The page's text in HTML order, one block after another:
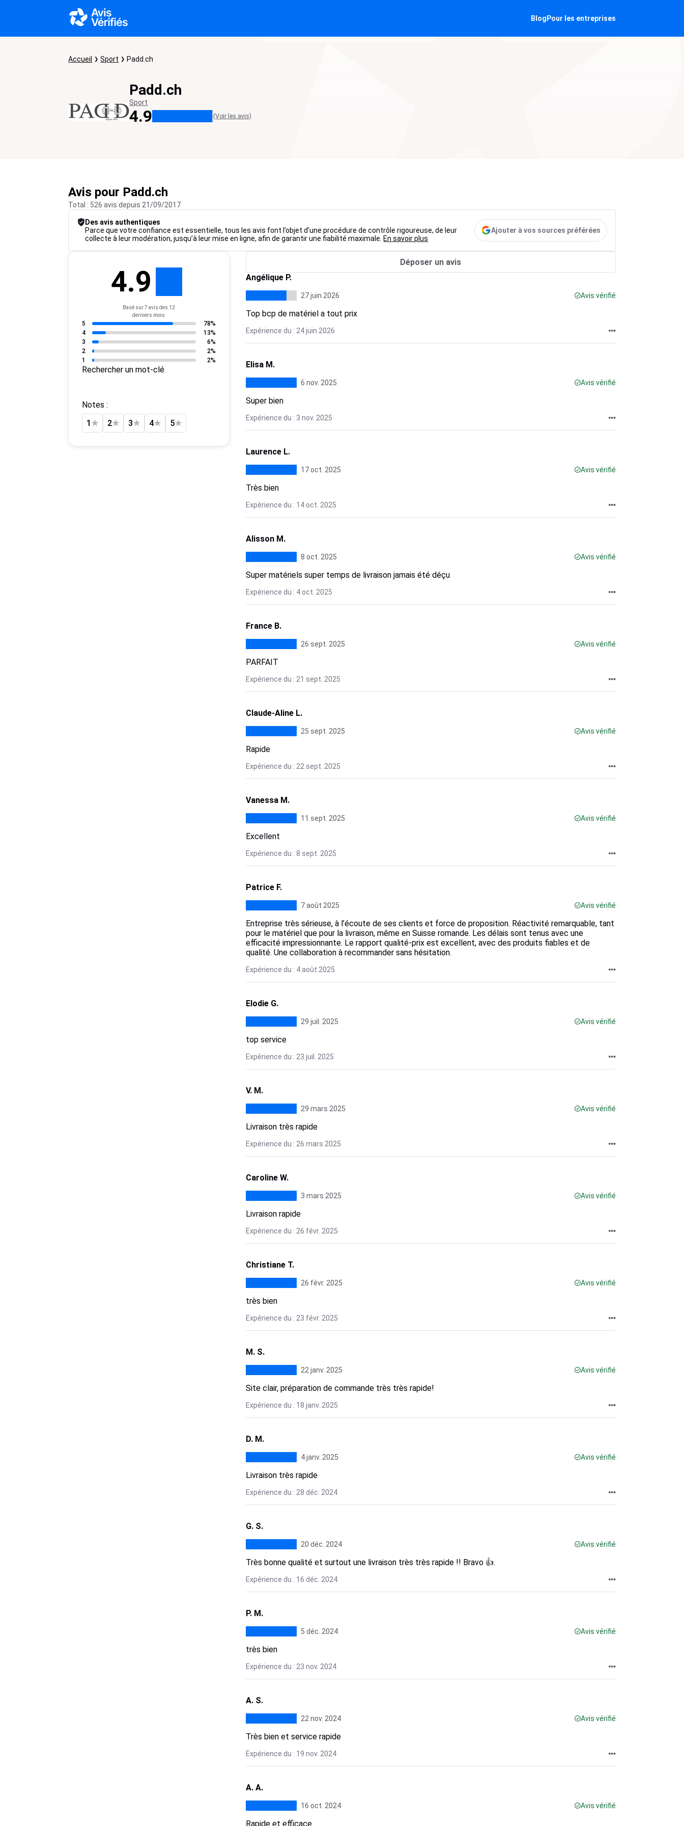
Blog Pour les entreprises
Accueil Sport Padd.ch
Padd.ch
Sport
4.9 (Voir les avis)
Avis pour Padd.ch
Total : 526 avis depuis 21/09/2017
Des avis authentiques
Parce que votre confiance est essentielle, tous les avis font l’objet d’une procédure de contrôle rigoureuse, de leur
collecte à leur modération, jusqu’à leur mise en ligne, afin de garantir une fiabilité maximale. En savoir plus
Ajouter à vos sources préférées
4.9
Basé sur 7 avis des 12
derniers mois
5
78%
4
13%
3
6%
2
2%
1
2%
Rechercher un mot-clé
Notes :
1 ★ 2★ 3★ 4★ 5★
Déposer un avis
Angélique P.
27 juin 2026 Avis vérifié
Top bcp de matériel a tout prix
Expérience du : 24 juin 2026
Elisa M.
6 nov. 2025 Avis vérifié
Super bien
Expérience du : 3 nov. 2025
Laurence L.
17 oct. 2025 Avis vérifié
Très bien
Expérience du : 14 oct. 2025
Alisson M.
8 oct. 2025 Avis vérifié
Super matériels super temps de livraison jamais été déçu
Expérience du : 4 oct. 2025
France B.
26 sept. 2025 Avis vérifié
PARFAIT
Expérience du : 21 sept. 2025
Claude-Aline L.
25 sept. 2025 Avis vérifié
Rapide
Expérience du : 22 sept. 2025
Vanessa M.
11 sept. 2025 Avis vérifié
Excellent
Expérience du : 8 sept. 2025
Patrice F.
7 août 2025 Avis vérifié
Entreprise très sérieuse, à l’écoute de ses clients et force de proposition. Réactivité remarquable, tant
pour le matériel que pour la livraison, même en Suisse romande. Les délais sont tenus avec une
efficacité impressionnante. Le rapport qualité-prix est excellent, avec des produits fiables et de
qualité. Une collaboration à recommander sans hésitation.
Expérience du : 4 août 2025
Elodie G.
29 juil. 2025 Avis vérifié
top service
Expérience du : 23 juil. 2025
V. M.
29 mars 2025 Avis vérifié
Livraison très rapide
Expérience du : 26 mars 2025
Caroline W.
3 mars 2025 Avis vérifié
Livraison rapide
Expérience du : 26 févr. 2025
Christiane T.
26 févr. 2025 Avis vérifié
très bien
Expérience du : 23 févr. 2025
M. S.
22 janv. 2025 Avis vérifié
Site clair, préparation de commande très très rapide!
Expérience du : 18 janv. 2025
D. M.
4 janv. 2025 Avis vérifié
Livraison très rapide
Expérience du : 28 déc. 2024
G. S.
20 déc. 2024 Avis vérifié
Très bonne qualité et surtout une livraison très très rapide !! Bravo 👍.
Expérience du : 16 déc. 2024
P. M.
5 déc. 2024 Avis vérifié
très bien
Expérience du : 23 nov. 2024
A. S.
22 nov. 2024 Avis vérifié
Très bien et service rapide
Expérience du : 19 nov. 2024
A. A.
16 oct. 2024 Avis vérifié
Rapide et efficace